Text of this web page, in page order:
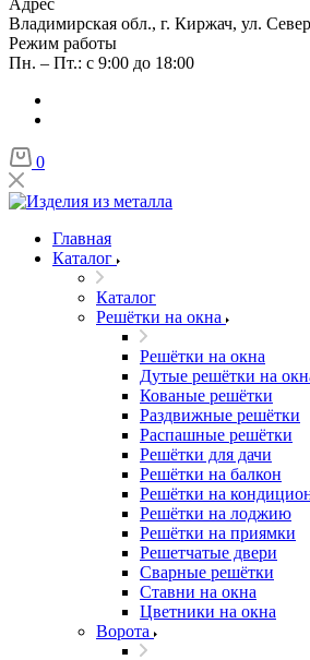
Адрес
Владимирская обл., г. Киржач, ул.
Режим работы
Пн. – Пт.: с 9:00 до 18:00
0
Главная
Каталог
Каталог
Решётки на окна
Решётки на окна
Дутые решётки на
Кованые решётки
Раздвижные решётки
Распашные решётки
Решётки для дачи
Решётки на балкон
Решётки на
Решётки на лоджию
Решётки на приямки
Решетчатые двери
Сварные решётки
Ставни на окна
Цветники на окна
Ворота